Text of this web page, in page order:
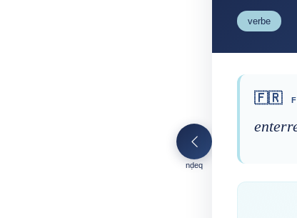
nḍeq
verbe
🇫🇷